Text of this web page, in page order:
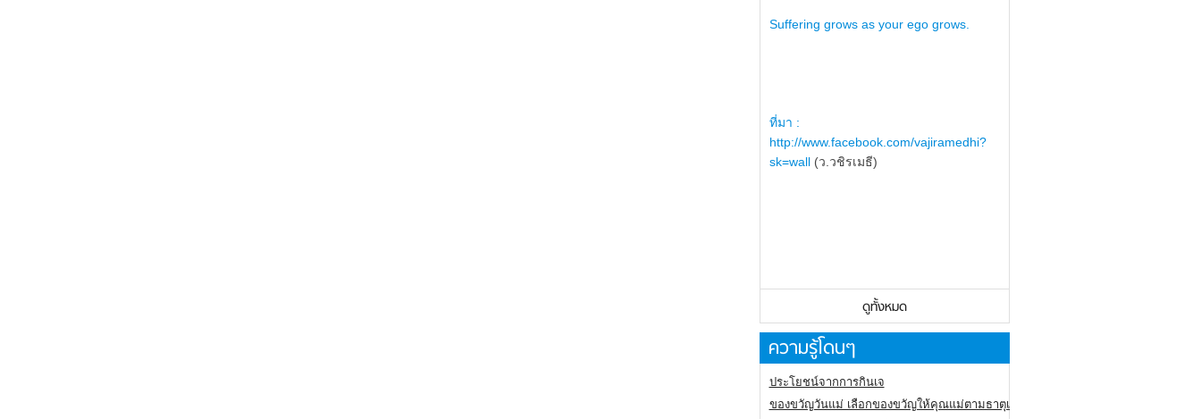
Suffering grows as your ego grows.
ที่มา :
http://www.facebook.com/vajiramedhi?
sk=wall (ว.วชิรเมธี)
ดูทั้งหมด
ความรู้โดนๆ
ประโยชน์จากการกินเจ
ของขวัญวันแม่ เลือกของขวัญให้คุณแม่ตามธาตุเกิด